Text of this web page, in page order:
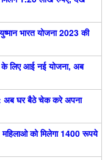
भारत योजना 2023 की
लिए आई नई योजना, अब
घर बैठे चेक करे अपना
को मिलेगा 1400 रूपये